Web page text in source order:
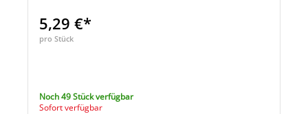
5,29 €*
pro Stück
Noch 49 Stück verfügbar
Sofort verfügbar